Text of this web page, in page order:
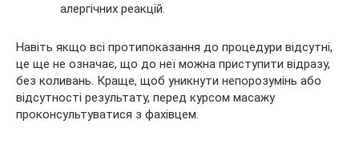
алергічних реакцій.
Навіть якщо всі протипоказання до процедури відсутні,
це ще не означає, що до неї можна приступити відразу,
без коливань. Краще, щоб уникнути непорозумінь або
відсутності результату, перед курсом масажу
проконсультуватися з фахівцем.